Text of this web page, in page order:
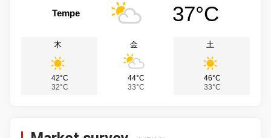
Tempe 37°C
木
42°C
32°C
金
44°C
33°C
土
46°C
33°C